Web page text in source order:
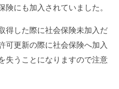
険にも加入されていました。
得した際に社会保険未加入だ
可更新の際に社会保険へ加入
失うことになりますので注意